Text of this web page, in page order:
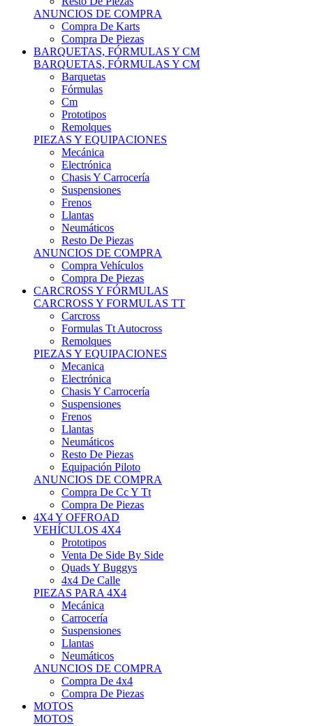
Compra De Karts
Compra De Piezas
BARQUETAS, FÓRMULAS Y CM
BARQUETAS, FÓRMULAS Y CM
Barquetas
Fórmulas
Cm
Prototipos
Remolques
PIEZAS Y EQUIPACIONES
Mecánica
Electrónica
Chasis Y Carrocería
Suspensiones
Frenos
Llantas
Neumáticos
Resto De Piezas
ANUNCIOS DE COMPRA
Compra Vehículos
Compra De Piezas
CARCROSS Y FÓRMULAS
CARCROSS Y FORMULAS TT
Carcross
Formulas Tt Autocross
Remolques
PIEZAS Y EQUIPACIONES
Mecanica
Electrónica
Chasis Y Carrocería
Suspensiones
Frenos
Llantas
Neumáticos
Resto De Piezas
Equipación Piloto
ANUNCIOS DE COMPRA
Compra De Cc Y Tt
Compra De Piezas
4X4 Y OFFROAD
VEHÍCULOS 4X4
Prototipos
Venta De Side By Side
Quads Y Buggys
4x4 De Calle
PIEZAS PARA 4X4
Mecánica
Carrocería
Suspensiones
Llantas
Neumáticos
ANUNCIOS DE COMPRA
Compra De 4x4
Compra De Piezas
MOTOS
MOTOS
Motos De Circuito